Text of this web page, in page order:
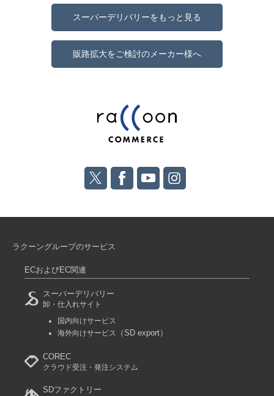
スーパーデリバリーをもっと見る
販路拡大をご検討のメーカー様へ
ラクーングループのサービス
ECおよびEC関連
スーパーデリバリー
卸・仕入れサイト
国内向けサービス
海外向けサービス
（SD export）
COREC
クラウド受注・発注システム
SDファクトリー